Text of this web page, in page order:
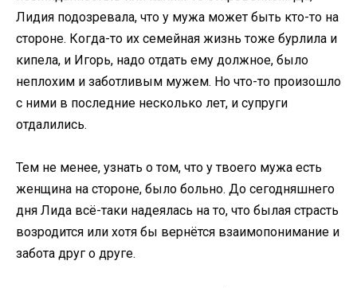
Лидия подозревала, что у мужа может быть кто-то на
стороне. Когда-то их семейная жизнь тоже бурлила и
кипела, и Игорь, надо отдать ему должное, было
неплохим и заботливым мужем. Но что-то произошло
с ними в последние несколько лет, и супруги
отдалились.
Тем не менее, узнать о том, что у твоего мужа есть
женщина на стороне, было больно. До сегодняшнего
дня Лида всё-таки надеялась на то, что былая страсть
возродится или хотя бы вернётся взаимопонимание и
забота друг о друге.